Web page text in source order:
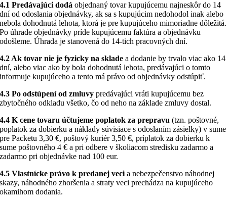
4.1 Predávajúci dodá objednaný tovar kupujúcemu najneskôr do 14
dní od odoslania objednávky, ak sa s kupujúcim nedohodol inak alebo
nebola dohodnutá lehota, ktorá je pre kupujúceho mimoriadne dôležitá.
Po úhrade objednávky príde kupujúcemu faktúra a objednávku
odošleme. Úhrada je stanovená do 14-tich pracovných dní.
4.2 Ak tovar nie je fyzicky na sklade a dodanie by trvalo viac ako 14
dní, alebo viac ako by bola dohodnutá lehota, predávajúci o tomto
informuje kupujúceho a tento má právo od objednávky odstúpiť.
4.3 Po odstúpení od zmluvy predávajúci vráti kupujúcemu bez
zbytočného odkladu všetko, čo od neho na základe zmluvy dostal.
4.4 K cene tovaru účtujeme poplatok za prepravu (tzn. poštovné,
poplatok za dobierku a náklady súvisiace s odoslaním zásielky) v sume
pre Packetu 3,30 €, poštový kuriér 3,50 €, príplatok za dobierku k
sume poštovného 4 € a pri odbere v školiacom stredisku zadarmo a
zadarmo pri objednávke nad 100 eur.
4.5 Vlastnícke právo k predanej veci a nebezpečenstvo náhodnej
skazy, náhodného zhoršenia a straty veci prechádza na kupujúceho
okamihom dodania.